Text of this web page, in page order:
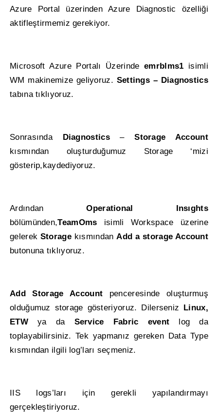
Azure Portal üzerinden Azure Diagnostic özelliği
aktifleştirmemiz gerekiyor.
Microsoft Azure Portalı Üzerindeemrblms1 isimli
WM makinemize geliyoruz. Settings – Diagnostics
tabına tıklıyoruz.
SonrasındaDiagnostics–Storage Account
kısmından oluşturduğumuz Storage ‘mizi
gösterip,kaydediyoruz.
ArdındanOperational Insıghts
bölümünden,TeamOms isimli Workspace üzerine
gelerek Storage kısmındanAdd a storage Account
butonuna tıklıyoruz.
Add Storage Account penceresinde oluşturmuş
olduğumuz storage gösteriyoruz. Dilerseniz Linux,
ETWya daService Fabric event log da
toplayabilirsiniz. Tek yapmanız gereken Data Type
kısmından ilgili log’ları seçmeniz.
IIS logs’ları için gerekli yapılandırmayı
gerçekleştiriyoruz.